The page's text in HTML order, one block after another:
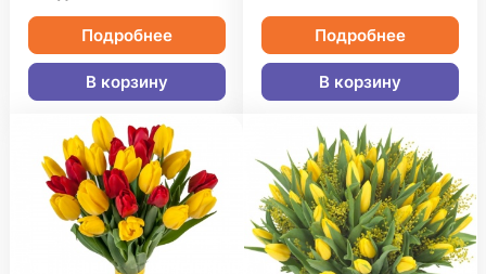
Подробнее
В корзину
Подробнее
В корзину